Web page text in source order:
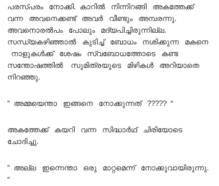
പരസ്പരം നോക്കി. കാറിൽ നിന്നിറങ്ങി അകത്തേക്ക്
വന്ന അവനെക്കണ്ട് അവർ വീണ്ടും അമ്പരന്നു.
അവനൊരൽപം പോലും മദ്യപിച്ചിരുന്നില്ല.
സന്ധ്യകഴിഞ്ഞാൽ കുടിച്ച് ബോധം നശിക്കുന്ന മകനെ
നാളുകൾക്ക് ശേഷം സ്വബോധത്തോടെ കണ്ട
സന്തോഷത്തിൽ സുമിത്രയുടെ മിഴികൾ അറിയാതെ
നിറഞ്ഞു.
” അമ്മയെന്താ ഇങ്ങനെ നോക്കുന്നത് ????? “
അകത്തേക്ക് കയറി വന്ന സിദ്ധാർഥ് ചിരിയോടെ
ചോദിച്ചു.
” അല്ല ഇന്നെന്താ ഒരു മാറ്റമെന്ന് നോക്കുവായിരുന്നു.
“